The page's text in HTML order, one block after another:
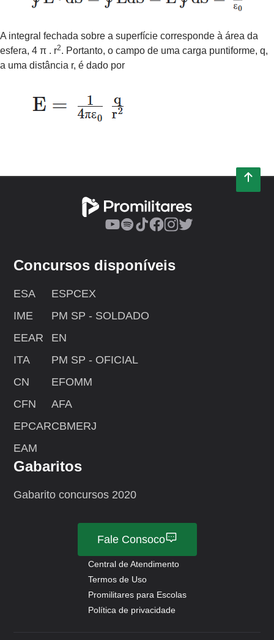
A integral fechada sobre a superfície corresponde à área da
esfera, 4 π . r2. Portanto, o campo de uma carga puntiforme, q,
a uma distância r, é dado por
Concursos disponíveis
ESA
IME
EEAR
ITA
CN
CFN
EPCAR
EAM
ESPCEX
PM SP - SOLDADO
EN
PM SP - OFICIAL
EFOMM
AFA
CBMERJ
Gabaritos
Gabarito concursos 2020
Central de Atendimento
Termos de Uso
Promilitares para Escolas
Política de privacidade
Fale Consoco